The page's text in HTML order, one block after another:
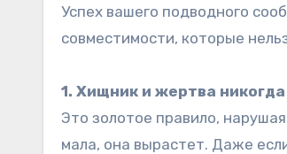
Успех вашего подводного
совместимости, которые
1. Хищник и жертва
Это золотое правило,
мала, она вырастет. Даже